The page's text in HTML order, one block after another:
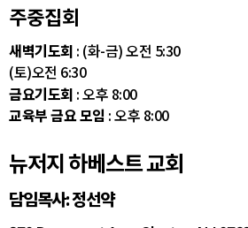
주중집회
새벽기도회 : (화-금) 오전 5:30
(토)오전 6:30
금요기도회 : 오후 8:00
교육부 금요 모임 : 오후 8:00
뉴저지 하베스트 교회
담임목사: 정선약